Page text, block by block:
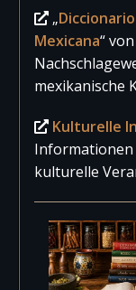
„
Mexicana“
mexikanische
Kulturelle
Informationen
kulturelle